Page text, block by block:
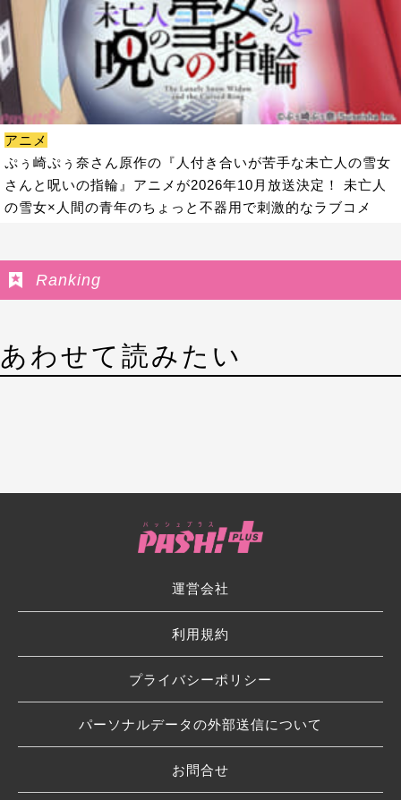
アニメ
ぷぅ崎ぷぅ奈さん原作の『人付き合いが苦手な未亡人の雪女
さんと呪いの指輪』アニメが2026年10月放送決定！ 未亡人
の雪女×人間の青年のちょっと不器用で刺激的なラブコメ
Ranking
あわせて読みたい
運営会社
利用規約
プライバシーポリシー
パーソナルデータの外部送信について
お問合せ